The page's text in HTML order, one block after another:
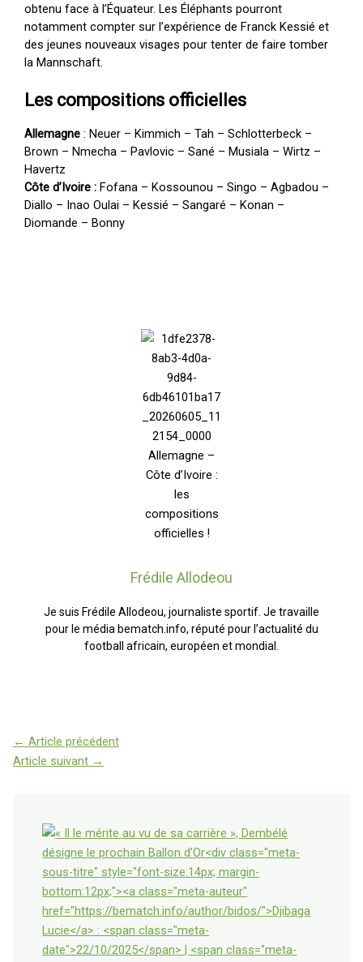
obtenu face à l’Équateur. Les Éléphants pourront
notamment compter sur l’expérience de Franck Kessié et
des jeunes nouveaux visages pour tenter de faire tomber
la Mannschaft.
Les compositions officielles
Allemagne : Neuer – Kimmich – Tah – Schlotterbeck –
Brown – Nmecha – Pavlovic – Sané – Musiala – Wirtz –
Havertz
Côte d’Ivoire :Fofana – Kossounou – Singo – Agbadou –
Diallo – Inao Oulai – Kessié – Sangaré – Konan –
Diomande – Bonny
Frédile Allodeou
Je suis Frédile Allodeou, journaliste sportif. Je travaille
pour le média bematch.info, réputé pour l’actualité du
football africain, européen et mondial.
← Article précédent
Article suivant →